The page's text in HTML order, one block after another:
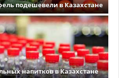
подешевели в Казахстане
напитков в Казахстане